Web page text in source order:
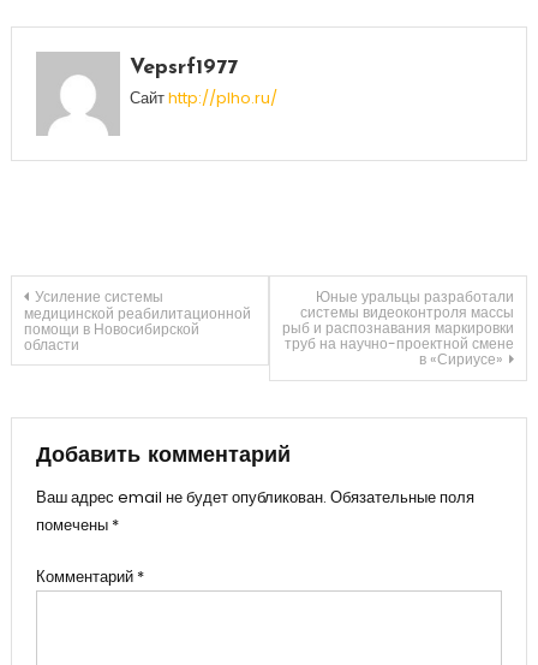
Vepsrf1977
Сайтhttp://plho.ru/
Навигация
по
записям
Усиление системы
медицинской реабилитационной
помощи в Новосибирской
области
Юные уральцы разработали
системы видеоконтроля массы
рыб и распознавания маркировки
труб на научно-проектной смене
в «Сириусе»
Добавить комментарий
Ваш адрес email не будет опубликован. Обязательные поля
помечены *
Комментарий *